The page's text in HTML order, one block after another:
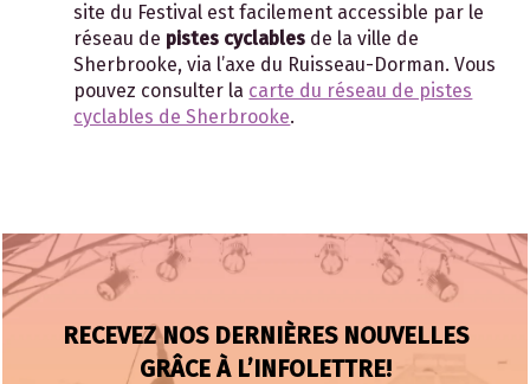
site du Festival est facilement accessible par le
réseau de pistes cyclables de la ville de
Sherbrooke, via l’axe du Ruisseau-Dorman. Vous
pouvez consulter la carte du réseau de pistes
cyclables de Sherbrooke.
RECEVEZ NOS DERNIÈRES NOUVELLES
GRÂCE À L’INFOLETTRE!